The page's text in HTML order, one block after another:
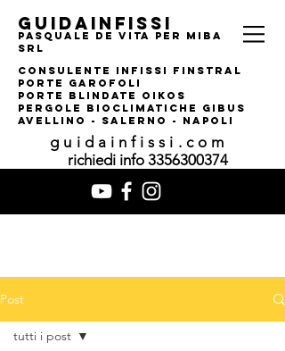
guidainfissi
pasquale de vita per MIBA
srl
consulente infissi finstral
porte garofoli
PORTE BLINDATE OIKOS
pERGOLE bIOCLIMATI CHE gIBUS
AVELLINO - SALERNO - NAPOLI
guidainfissi.com
richiedi info 3356300374
Post
tutti i post